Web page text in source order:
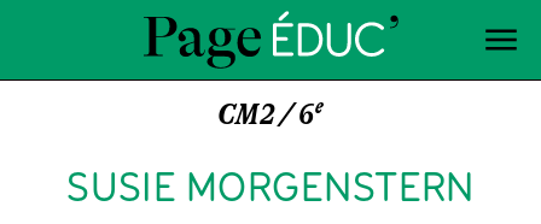
CM2 / 6e
SUSIE MORGENSTERN